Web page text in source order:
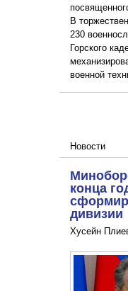
В
230
Горского
военной
Новости
конца
дивизии
Хусейн